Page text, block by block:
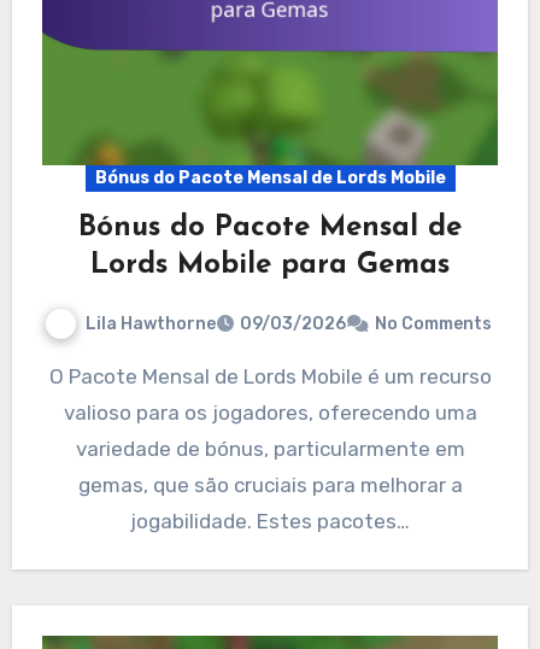
Bónus do Pacote Mensal de Lords Mobile
Bónus do Pacote Mensal de
Lords Mobile para Gemas
Lila Hawthorne 09/03/2026 No Comments
O Pacote Mensal de Lords Mobile é um recurso
valioso para os jogadores, oferecendo uma
variedade de bónus, particularmente em
gemas, que são cruciais para melhorar a
jogabilidade. Estes pacotes…